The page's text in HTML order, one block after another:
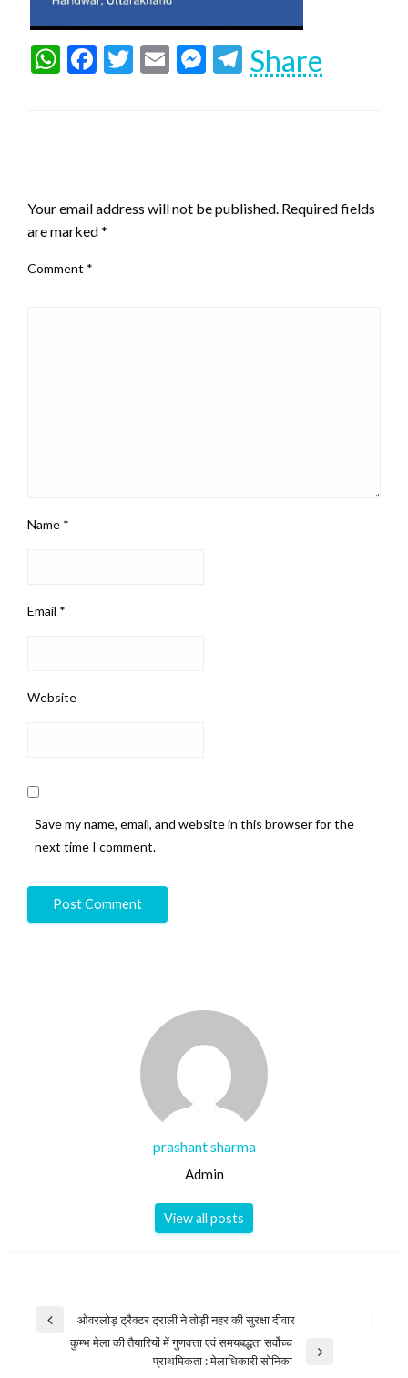
WhatsApp
Facebook
Twitter
EmailMessenger
Telegram
Share
Your email address will not be published. Required fields
are marked*
Comment *
Name *
Email *
Website
Save my name, email, and website in this browser for the
next time I comment.
prashant sharma
Admin
View all posts
Post
navigation
Previous
ओवरलोड़ ट्रैक्टर ट्राली ने तोड़ी नहर की सुरक्षा दीवार
कुम्भ मेला की तैयारियों में गुणवत्ता एवं समयबद्धता सर्वोच्च
प्राथमिकता : मेलाधिकारी सोनिका